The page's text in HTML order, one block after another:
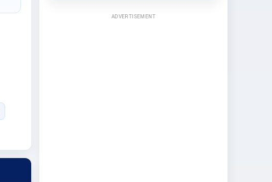
ADVERTISEMENT